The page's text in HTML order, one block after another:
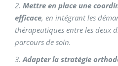
2. Mettre en place une
efficace, en intégrant les
thérapeutiques entre les deux
parcours de soin.
3.Adapter la stratégie